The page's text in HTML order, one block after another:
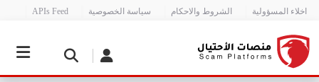
اخلاء المسؤولية الشروط والاحكام سياسة الخصوصية APIs Feed